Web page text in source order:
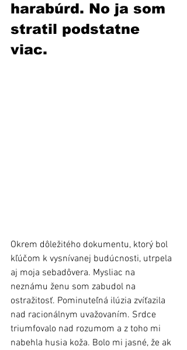
harabúrd. No ja som
stratil podstatne
viac.
Okrem dôležitého dokumentu, ktorý bol
kľúčom k vysnívanej budúcnosti, utrpela
aj moja sebadôvera. Mysliac na
neznámu ženu som zabudol na
ostražitosť. Pominuteľná ilúzia zvíťazila
nad racionálnym uvažovaním. Srdce
triumfovalo nad rozumom a z toho mi
nabehla husia koža. Bolo mi jasné, že ak